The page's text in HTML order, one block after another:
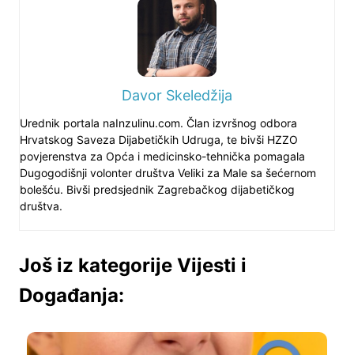
Davor Skeledžija
Urednik portala naInzulinu.com. Član izvršnog odbora
Hrvatskog Saveza Dijabetičkih Udruga, te bivši HZZO
povjerenstva za Opća i medicinsko-tehnička pomagala
Dugogodišnji volonter društva Veliki za Male sa šećernom
bolešću. Bivši predsjednik Zagrebačkog dijabetičkog
društva.
Još iz kategorije Vijesti i
Događanja: